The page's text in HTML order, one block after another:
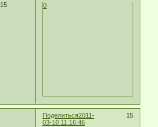
0
Поделиться 15
2011-
03-10 11:16:46